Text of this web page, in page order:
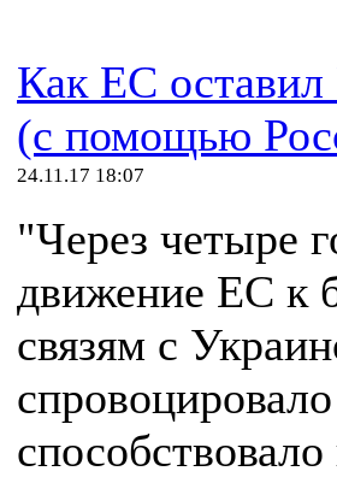
Как ЕС оставил
(с помощью
24.11.17 18:07
"Через четыре
движение ЕС к
связям с